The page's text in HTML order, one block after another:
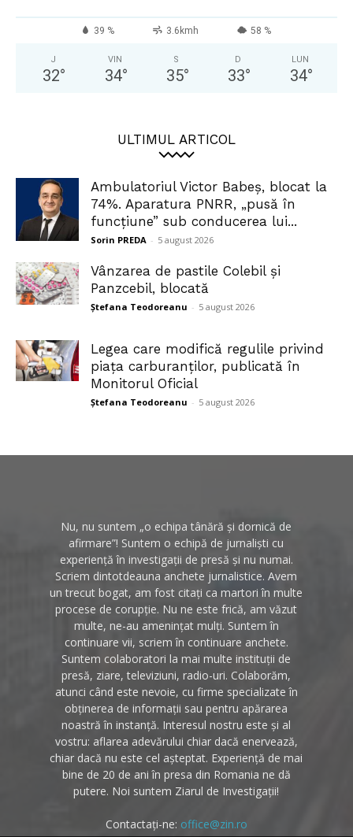
39 % 3.6kmh 58 %
J
32°
VIN
34°
S
35°
D
33°
LUN
34°
ULTIMUL ARTICOL
Ambulatoriul Victor Babeș, blocat la
74%. Aparatura PNRR, „pusă în
funcțiune” sub conducerea lui...
Sorin PREDA - 5 august 2026
Vânzarea de pastile Colebil și
Panzcebil, blocată
Ștefana Teodoreanu - 5 august 2026
Legea care modifică regulile privind
piața carburanților, publicată în
Monitorul Oficial
Ștefana Teodoreanu - 5 august 2026
Nu, nu suntem „o echipa tânără și dornică de
afirmare”! Suntem o echipă de jurnaliști cu
experiență în investigații de presă și nu numai.
Scriem dintotdeauna anchete jurnalistice. Avem
un trecut bogat, am fost citați ca martori în multe
procese de corupție. Nu ne este frică, am văzut
multe, ne-au amenințat mulți. Suntem în
continuare vii, scriem în continuare anchete.
Suntem colaboratori la mai multe instituții de
presă, ziare, televiziuni, radio-uri. Colaborăm,
atunci când este nevoie, cu firme specializate în
obținerea de informații sau pentru apărarea
noastră în instanță. Interesul nostru este și al
vostru: aflarea adevărului chiar dacă enervează,
chiar dacă nu este cel așteptat. Experiență de mai
bine de 20 de ani în presa din Romania ne dă
putere. Noi suntem Ziarul de Investigații!
Contactați-ne: office@zin.ro